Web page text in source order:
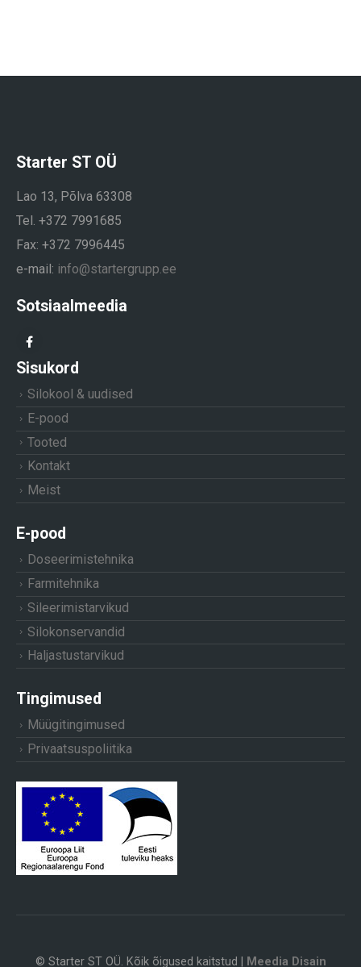
Starter ST OÜ
Lao 13, Põlva 63308
Tel. +372 7991685
Fax: +372 7996445
e-mail: info@startergrupp.ee
Sotsiaalmeedia
Sisukord
Silokool & uudised
E-pood
Tooted
Kontakt
Meist
E-pood
Doseerimistehnika
Farmitehnika
Sileerimistarvikud
Silokonservandid
Haljastustarvikud
Tingimused
Müügitingimused
Privaatsuspoliitika
© Starter ST OÜ. Kõik õigused kaitstud | Meedia Disain